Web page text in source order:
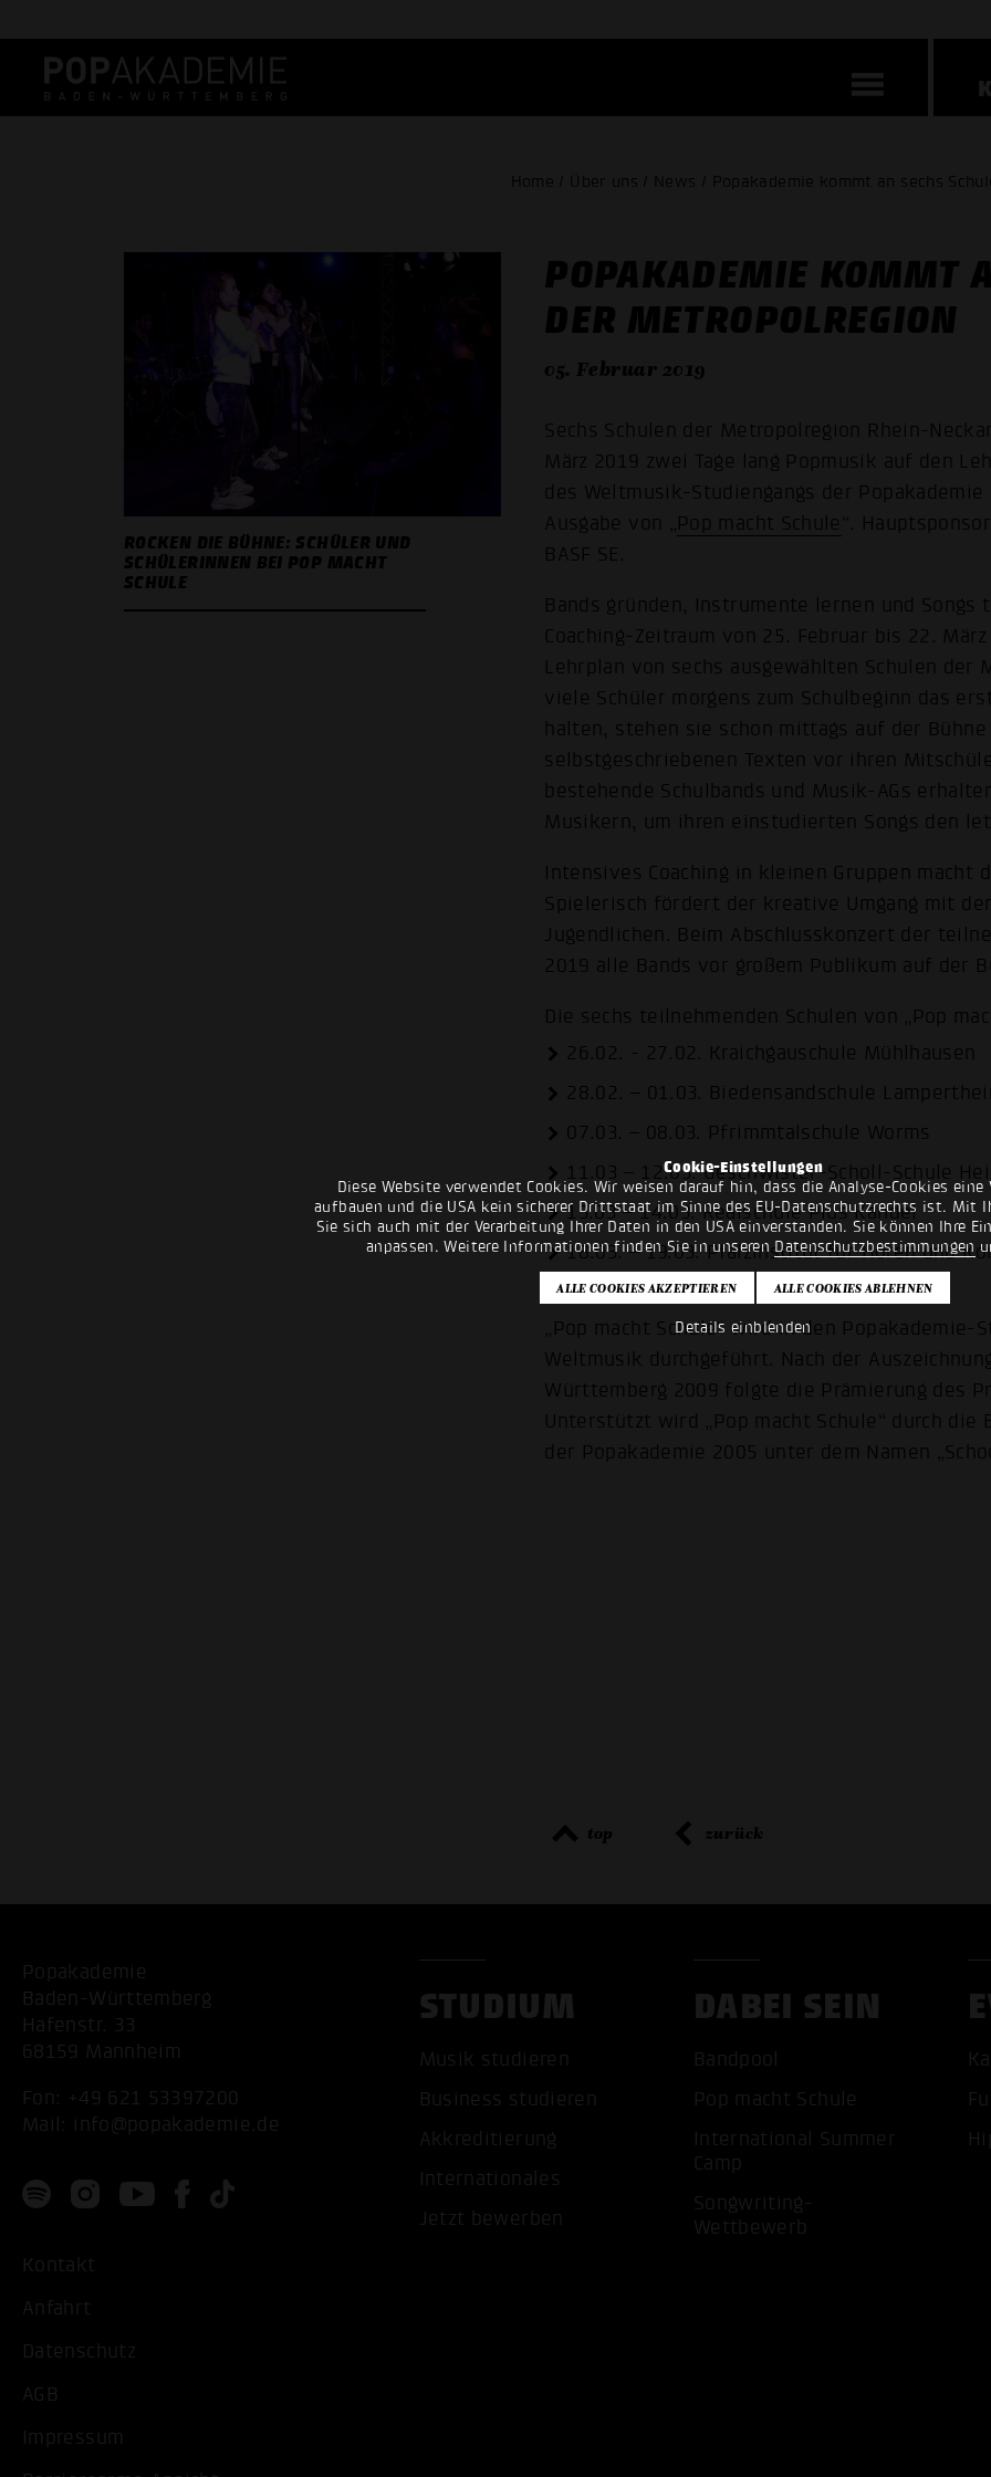
Cookie-Einstellungen
Diese Website verwendet Cookies. Wir weisen darauf hin, dass die Analyse-Cookies eine
aufbauen und die USA kein sicherer Drittstaat im Sinne des EU-Datenschutzrechts ist. Mit
Sie sich auch mit der Verarbeitung Ihrer Daten in den USA einverstanden. Sie können Ihre
anpassen. Weitere Informationen finden Sie in unserenDatenschutzbestimmungen
Details einblenden
Home / Über uns / News / Popakademie kommt an sechs
ROCKEN DIE BÜHNE: SCHÜLER UND
SCHÜLERINNEN BEI POP MACHT
SCHULE
POPAKADEMIE KOMMT
DER METROPOL­REGION
05. Februar 2019
Sechs Schulen der Metropolregion Rhein-
März 2019 zwei Tage lang Popmusik auf den
des Weltmusik-Studiengangs der
Ausgabe von „Pop macht Schule “.
BASF SE.
Bands gründen, Instrumente lernen und Songs
Coaching-Zeitraum von 25. Februar bis 22.
Lehrplan von sechs ausgewählten Schulen der
viele Schüler morgens zum Schulbeginn das
halten, stehen sie schon mittags auf der
selbstgeschriebenen Texten vor ihren
bestehende Schulbands und Musik-AGs
Musikern, um ihren einstudierten Songs den
Intensives Coaching in kleinen Gruppen macht
Spielerisch fördert der kreative Umgang mit
Jugendlichen. Beim Abschlusskonzert der
2019 alle Bands vor großem Publikum auf der
Die sechs teilnehmenden Schulen von „Pop
26.02. - 27.02. Kraichgauschule Mühlhausen
28.02. – 01.03. Biedensandschule
07.03. – 08.03. Pfrimmtalschule Worms
11.03 – 12.03. Geschwister-Scholl-Schule
13.03 – 14.03. Realschule Plus Kandel
18.03. – 19.03. Pfalzinstitut für Hören und
„Pop macht Schule“ wird in den Popakademie-
Weltmusik durchgeführt. Nach der
Württemberg 2009 folgte die Prämierung des
Unterstützt wird „Pop macht Schule“ durch die
der Popakademie 2005 unter dem Namen
top zurück
Popakademie
Baden-Württemberg
Hafenstr. 33
68159 Mannheim
Fon: +49 621 53397200
Mail: info@popakademie.de
Kontakt
Anfahrt
Datenschutz
AGB
Impressum
STUDIUM
Musik studieren
Business studieren
Akkreditierung
Internationales
Jetzt bewerben
DABEI SEIN
Bandpool
Pop macht Schule
International Summer
Camp
Songwriting-
Wettbewerb